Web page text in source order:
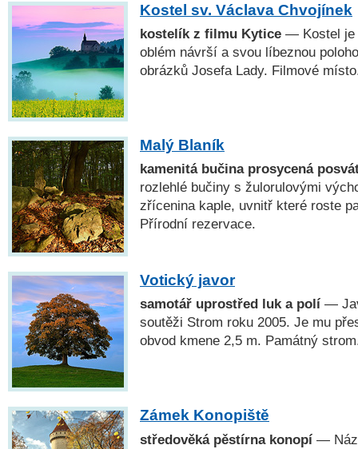
Kostel sv. Václava Chvojínek
kostelík z filmu Kytice — Kostel je
oblém návrší a svou líbeznou
obrázků Josefa Lady. Filmové
Malý Blaník
kamenitá bučina prosycená
rozlehlé bučiny s žulorulovými
zřícenina kaple, uvnitř které roste
Přírodní rezervace.
Votický javor
samotář uprostřed luk a polí —
soutěži Strom roku 2005. Je mu
obvod kmene 2,5 m. Památný
Zámek Konopiště
středověká pěstírna konopí —